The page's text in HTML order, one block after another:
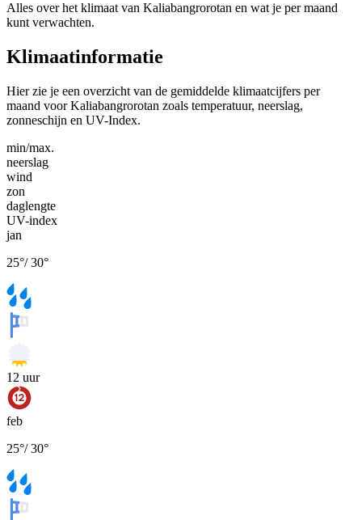
Alles over het klimaat van Kaliabangrorotan en wat je per maand
kunt verwachten.
Klimaatinformatie
Hier zie je een overzicht van de gemiddelde klimaatcijfers per
maand voor Kaliabangrorotan zoals temperatuur, neerslag,
zonneschijn en UV-Index.
min/max.
neerslag
wind
zon
daglengte
UV-index
jan
25°/30°
12 uur
feb
25°/30°